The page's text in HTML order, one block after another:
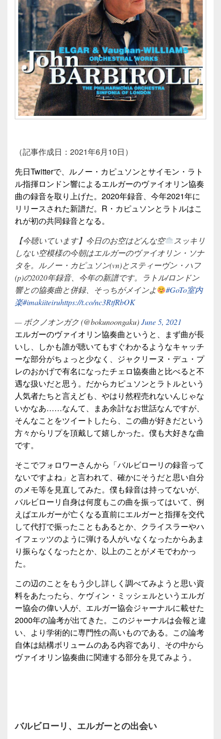
（記事作成日：2021年6月10日）
先日Twitterで、ルノー・カピュソンとサイモン・ラト
ル指揮ロンドン響によるエルガーのヴァイオリン協奏
曲の録音を取り上げた。2020年録音、今年2021年に
リリースされた新譜だ。R・カピュソンとラトルはこ
れが初の共同録音となる。
【今聴いています】今日のお空はどんな空
スッキリ
しない空模様の今朝はエルガーのヴァイオリン・ソナ
タを。ルノー・カピュソン(vn)とスティーヴン・ハフ
(p)の2020年録音、今年の新譜です。ラトル/ロンドン
響との協奏曲と併録、そっちがメインよ
#GoTo室内
楽#imakiiteiruhttps://t.co/nc3RtfRbOK
— ボクノオンガク (@bokunoongaku)June 5, 2021
エルガーのヴァイオリン協奏曲というと、まず曲が長
いし、しかも誰が聴いてもすぐわかるようなキャッチ
ーな部分がちょっと少なく、ジャクリーヌ・デュ・プ
レのおかげで有名になったチェロ協奏曲と比べると不
遇な扱いだと思う。だからカピュソンとラトルという
人気者たちと言えども、やはり然程売れないんじゃな
いかなあ……なんて、まあ余計なお世話なんですが、
そんなことをツイートしたら、この曲が好きだという
方々からリプを頂戴して嬉しかった。僕も大好きな曲
です。
そこでフォロワーさんから「バルビローリの録音って
ないですよね」と言われて、確かにそうだと思い自分
のメモ等を見直してみた。僕も録音は持ってないが、
バルビローリ自身は何度もこの曲を振ってはいて、例
えばエルガーが亡くなる直前にエルガーと指揮を交代
して代打で振ったこともあるとか、クライスラーやハ
イフェッツのように弾ける人がいなくなったからあま
り振らなくなったとか、以上のことがメモでわかっ
た。
この辺のことをもう少し詳しく調べてみようと思い資
料をあたったら、ケヴィン・ミッシェルというエルガ
ー協会の偉い人が、エルガー協会ジャーナルに載せた
2000年の論考が出てきた。このジャーナルは会報と違
い、より学術的に専門性の高いものである。この論考
自体は結構ボリュームのある内容であり、その中から
ヴァイオリン協奏曲に関連する部分を見てみよう。
バルビローリ、エルガーとの出会い